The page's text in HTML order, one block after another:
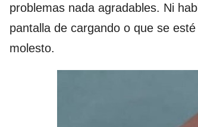
problemas nada agradables. Ni
pantalla de cargando o que se
molesto.